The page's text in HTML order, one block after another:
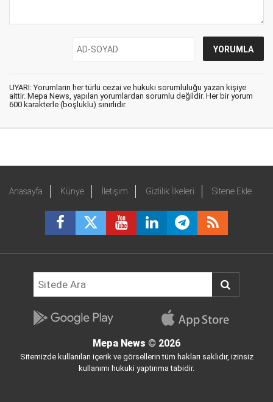
UYARI: Yorumların her türlü cezai ve hukuki sorumluluğu yazan kişiye
aittir. Mepa News, yapılan yorumlardan sorumlu değildir. Her bir yorum
600 karakterle (boşluklu) sınırlıdır.
Anasayfa Künye İletişim Gizlilik İlkeleri Sitene Ekle
Mepa News © 2026
Sitemizde kullanılan içerik ve görsellerin tüm hakları saklıdır, izinsiz
kullanımı hukuki yaptırıma tabidir.